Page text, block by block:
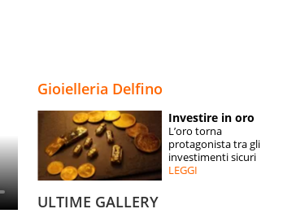
ESPERTI
CONTATTI
Gioielleria Delfino
Investire in oro
L’oro torna
protagonista tra gli
investimenti sicuri
LEGGI
ULTIME GALLERY